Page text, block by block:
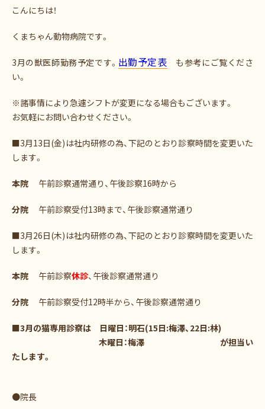
こんにちは！
くまちゃん動物病院です。
3月の獣医師勤務予定です。 出勤予定表 も参考にご覧くださ
い。
※諸事情により急遽シフトが変更になる場合もございます。
お気軽にお問い合わせください。
■3月13日(金)は社内研修の為、下記のとおり診察時間を変更いた
します。
本院 午前診察通常通り、午後診察16時から
分院 午前診察受付13時まで、午後診察通常通り
■3月26日(木)は社内研修の為、下記のとおり診察時間を変更いた
します。
本院 午前診察休診、午後診察通常通り
分院 午前診察受付12時半から、午後診察通常通り
■3月の猫専用診察は 日曜日：明石(15日:梅澤、22日:林)
木曜日：梅澤 が担当い
たします。
●院長